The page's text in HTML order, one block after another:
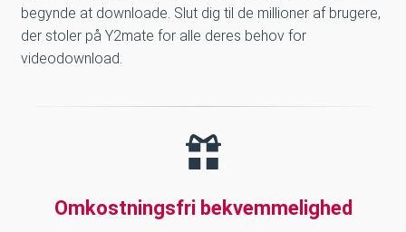
begynde at downloade. Slut dig til de millioner af brugere,
der stoler på Y2mate for alle deres behov for
videodownload.
Omkostningsfri bekvemmelighed